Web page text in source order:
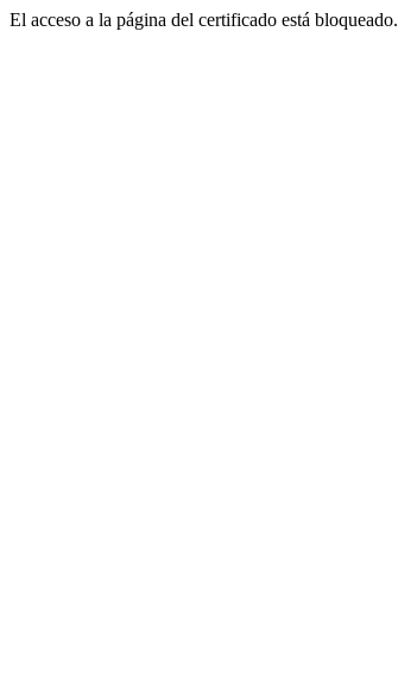
El acceso a la página del certificado está bloqueado.